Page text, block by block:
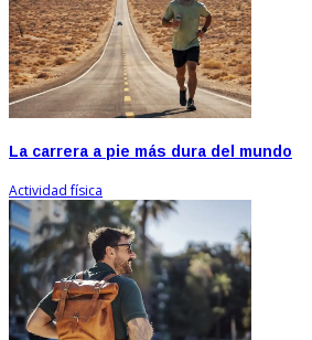
La carrera a pie más dura del mundo
Actividad física